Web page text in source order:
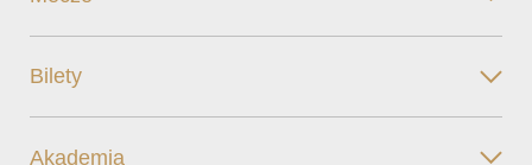
Bilety
Akademia